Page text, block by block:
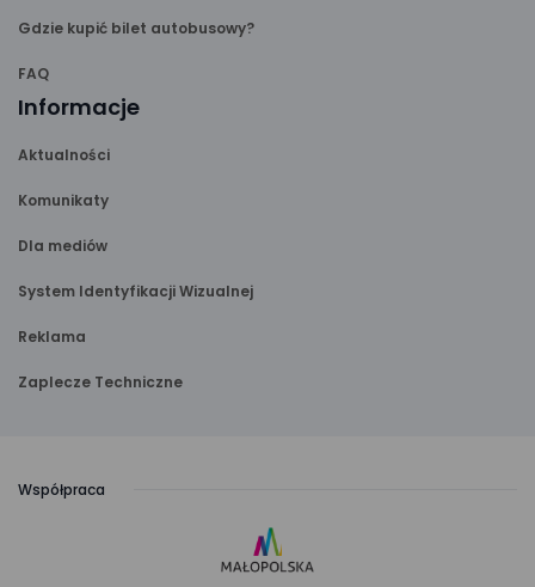
Gdzie kupić bilet autobusowy?
FAQ
Informacje
Aktualności
Komunikaty
Dla mediów
System Identyfikacji Wizualnej
Reklama
Zaplecze Techniczne
Współpraca